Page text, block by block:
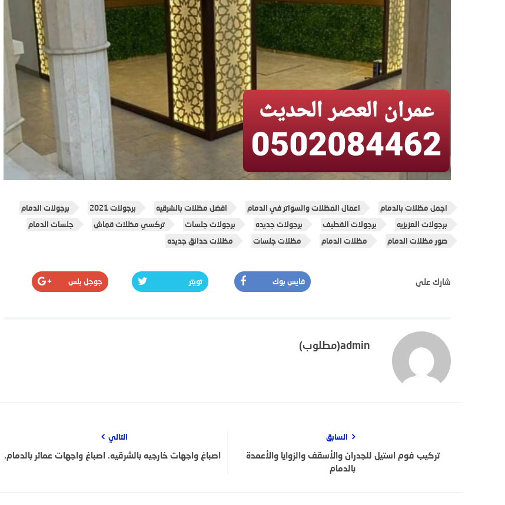
اجمل مظلات بالدمام اعمال المظلات والسواتر في الدمام افضل مظلات بالشرقيه برجولات 2021
برجولات الدمام
برجولات العزيزيه
برجولات القطيف برجولات جديده برجولات جلسات تركسي مظلات قماش
جلسات الدمام
صور مظلات الدمام
مظلات الدمام مظلات جلسات مظلات حدائق جديده
شارك على فايس بوك تويتر جوجل بلس
admin(مطلوب)
السابق
تركيب فوم استيل للجدران والأسقف والزوايا والأعمدة
بالدمام
التالي
اصباغ واجهات خارجيه بالشرقيه. اصباغ واجهات عمائر بالدمام.